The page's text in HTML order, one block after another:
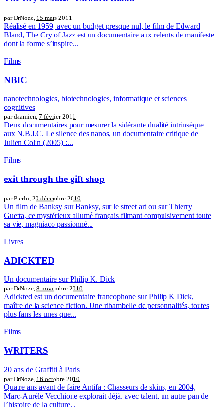
par DrNoze, 15 mars 2011
Réalisé en 1959, avec un budget presque nul, le film de Edward
Bland, The Cry of Jazz est un documentaire aux relents de manifeste
dont la forme s’inspire...
Films
NBIC
nanotechnologies, biotechnologies, informatique et sciences
cognitives
par daamien, 7 février 2011
Deux documentaires pour mesurer la sidérante dualité intrinsèque
aux N.B.I.C. Le silence des nanos, un documentaire critique de
Julien Colin (2005) :...
Films
exit through the gift shop
par Pierlo, 20 décembre 2010
Un film de Banksy sur Banksy, sur le street art ou sur Thierry
Guetta, ce mystérieux allumé français filmant compulsivement toute
sa vie, magniaco passionné...
Livres
ADICKTED
Un documentaire sur Philip K. Dick
par DrNoze, 8 novembre 2010
Adickted est un documentaire francophone sur Philip K Dick,
maître de la science fiction. Une ribambelle de personnalités, toutes
plus fans les unes que...
Films
WRITERS
20 ans de Graffiti à Paris
par DrNoze, 16 octobre 2010
Quatre ans avant de faire Antifa : Chasseurs de skins, en 2004,
Marc-Aurèle Vecchione explorait déjà, avec talent, un autre pan de
l’histoire de la culture...